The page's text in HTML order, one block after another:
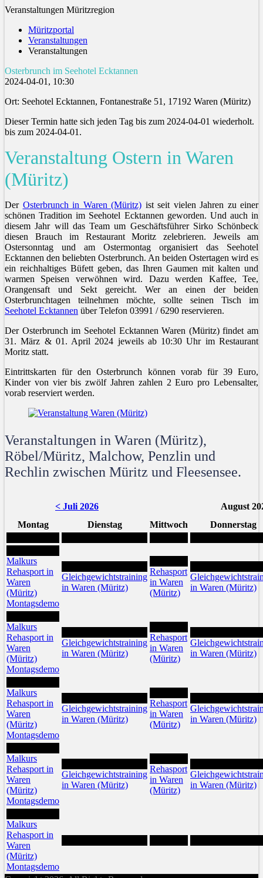
Veranstaltungen Müritzregion
Müritzportal
Veranstaltungen
Veranstaltungen
Osterbrunch im Seehotel Ecktannen
2024-04-01, 10:30
Ort: Seehotel Ecktannen, Fontanestraße 51, 17192 Waren (Müritz)
Dieser Termin hatte sich jeden Tag bis zum 2024-04-01 wiederholt.
bis zum 2024-04-01.
Veranstaltung Ostern in Waren
(Müritz)
Der Osterbrunch in Waren (Müritz) ist seit vielen Jahren zu einer
schönen Tradition im Seehotel Ecktannen geworden. Und auch in
diesem Jahr will das Team um Geschäftsführer Sirko Schönbeck
diesen Brauch im Restaurant Moritz zelebrieren. Jeweils am
Ostersonntag und am Ostermontag organisiert das Seehotel
Ecktannen den beliebten Osterbrunch. An beiden Ostertagen wird es
ein reichhaltiges Büfett geben, das Ihren Gaumen mit kalten und
warmen Speisen verwöhnen wird. Dazu werden Kaffee, Tee,
Orangensaft und Sekt gereicht. Wer an einen der beiden
Osterbrunchtagen teilnehmen möchte, sollte seinen Tisch im
Seehotel Ecktannen über Telefon 03991 / 6290 reservieren.
Der Osterbrunch im Seehotel Ecktannen Waren (Müritz) findet am
31. März & 01. April 2024 jeweils ab 10:30 Uhr im Restaurant
Moritz statt.
Eintrittskarten für den Osterbrunch können vorab für 39 Euro,
Kinder von vier bis zwölf Jahren zahlen 2 Euro pro Lebensalter,
vorab reserviert werden.
Veranstaltungen in Waren (Müritz),
Röbel/Müritz, Malchow, Penzlin und
Rechlin zwischen Müritz und Fleesensee.
< Juli 2026
August
Montag
Dienstag Mittwoch Donnerstag
Malkurs
Rehasport in
Waren
(Müritz)
Montagsdemo
Gleichgewichtstraining
in Waren (Müritz)
Rehasport
in Waren
(Müritz)
in Waren (Müritz)
Malkurs
Rehasport in
Waren
(Müritz)
Montagsdemo
Gleichgewichtstraining
in Waren (Müritz)
Rehasport
in Waren
(Müritz)
in Waren (Müritz)
Malkurs
Rehasport in
Waren
(Müritz)
Montagsdemo
Gleichgewichtstraining
in Waren (Müritz)
Rehasport
in Waren
(Müritz)
in Waren (Müritz)
Malkurs
Rehasport in
Waren
(Müritz)
Montagsdemo
Gleichgewichtstraining
in Waren (Müritz)
Rehasport
in Waren
(Müritz)
in Waren (Müritz)
Malkurs
Rehasport in
Waren
(Müritz)
Montagsdemo